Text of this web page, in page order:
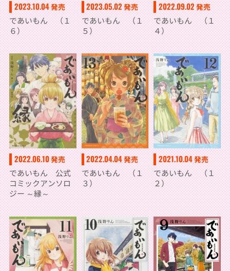
2023.10.04発売
であいもん （１
６）
2023.05.02 発売
であいもん （１
５）
2022.09.02 発売
であいもん （１
４）
2022.06.10発売
であいもん 公式
コミックアンソロ
ジー ～縁～
2022.04.04発売
であいもん （１
３）
2021.10.04発売
であいもん （１
２）